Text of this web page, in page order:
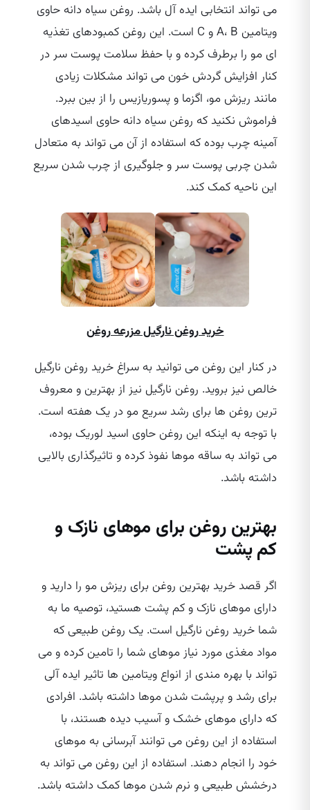
می‌ تواند انتخابی ایده‌ آل باشد. روغن سیاه دانه حاوی
ویتامین A، B و C است. این روغن کمبودهای تغذیه
ای مو را برطرف کرده و با حفظ سلامت پوست سر در
کنار افزایش گردش خون می‌ تواند مشکلات زیادی
مانند ریزش مو، اگزما و پسوریازیس را از بین ببرد.
فراموش نکنید که روغن سیاه دانه حاوی اسیدهای
آمینه چرب بوده که استفاده از آن می‌ تواند به متعادل
شدن چربی پوست سر و جلوگیری از چرب شدن سریع
این ناحیه کمک کند.
خرید روغن نارگیل مزرعه روغن
در کنار این روغن می‌ توانید به سراغ خرید روغن نارگیل
خالص نیز بروید. روغن نارگیل نیز از بهترین و معروف‌
ترین روغن‌ ها برای رشد سریع مو در یک هفته است.
با توجه به اینکه این روغن حاوی اسید لوریک بوده،
می‌ تواند به ساقه موها نفوذ کرده و تاثیرگذاری بالایی
داشته باشد.
بهترین روغن برای موهای نازک و
کم پشت
اگر قصد خرید بهترین روغن برای ریزش مو را دارید و
دارای موهای نازک و کم پشت هستید، توصیه ما به
شما خرید روغن نارگیل است. یک روغن طبیعی که
مواد مغذی مورد نیاز موهای شما را تامین کرده و می‌
تواند با بهره‌ مندی از انواع ویتامین‌ ها تاثیر ایده‌ آلی
برای رشد و پرپشت شدن موها داشته باشد. افرادی
که دارای موهای خشک و آسیب دیده هستند، با
استفاده از این روغن می‌ توانند آبرسانی به موهای
خود را انجام دهند. استفاده از این روغن می‌ تواند به
درخشش طبیعی و نرم شدن موها کمک داشته باشد.